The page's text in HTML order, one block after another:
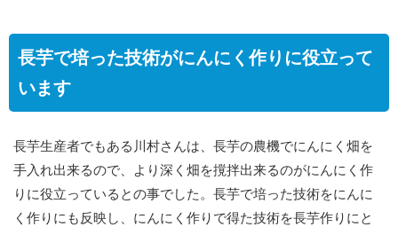
長芋で培った技術がにんにく作りに役立って
います
長芋生産者でもある川村さんは、長芋の農機でにんにく畑を
手入れ出来るので、より深く畑を撹拌出来るのがにんにく作
りに役立っているとの事でした。長芋で培った技術をにんに
く作りにも反映し、にんにく作りで得た技術を長芋作りにと